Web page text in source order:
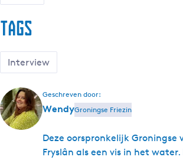
Tags
Interview
Geschreven door:
WendyGroningse Friezin
Deze oorspronkelijk Groningse
Fryslân als een vis in het